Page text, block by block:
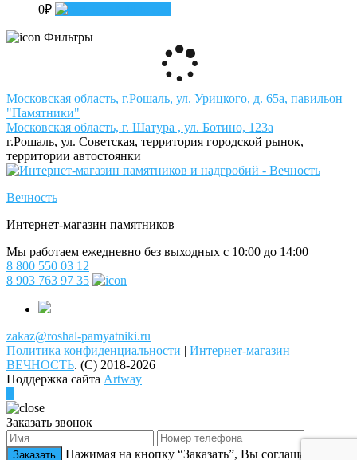
0₽
Фильтры
Московская область, г.Рошаль, ул. Урицкого, д. 65а, павильон
"Памятники"
Московская область, г. Шатура , ул. Ботино, 123а
г.Рошаль, ул. Советская, территория городской рынок,
территории автостоянки
Вечность
Интернет-магазин памятников
Мы работаем ежедневно без выходных с 10:00 до 14:00
8 800 550 03 12
8 903 763 97 35
zakaz@roshal-pamyatniki.ru
Политика конфиденциальности | Интернет-магазин
ВЕЧНОСТЬ. (C) 2018-2026
Поддержка сайта Artway
Заказать звонок
Заказать Нажимая на кнопку “Заказать”, Вы соглашаетесь на